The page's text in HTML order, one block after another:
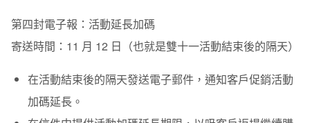
第四封電子報： 活動延長加碼
寄送時間： 11 月 12 日（也就是雙十一活動結束後的隔天）
在活動結束後的隔天發送電子郵件，通知客戶促銷活動
加碼延長。